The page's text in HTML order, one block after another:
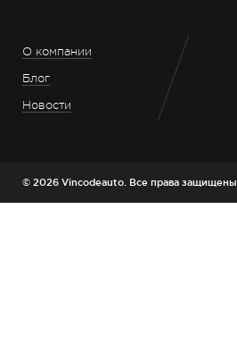
О компании
Блог
Новости
© 2026 Vincodeauto. Все права защищены.